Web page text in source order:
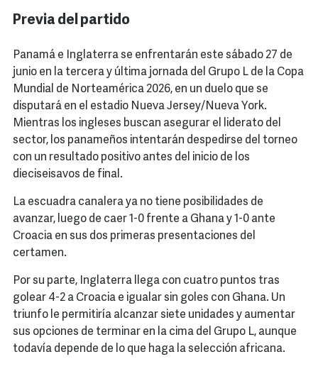
Previa del partido
Panamá e Inglaterra se enfrentarán este sábado 27 de
junio en la tercera y última jornada del Grupo L de la Copa
Mundial de Norteamérica 2026, en un duelo que se
disputará en el estadio Nueva Jersey/Nueva York.
Mientras los ingleses buscan asegurar el liderato del
sector, los panameños intentarán despedirse del torneo
con un resultado positivo antes del inicio de los
dieciseisavos de final.
La escuadra canalera ya no tiene posibilidades de
avanzar, luego de caer 1-0 frente a Ghana y 1-0 ante
Croacia en sus dos primeras presentaciones del
certamen.
Por su parte, Inglaterra llega con cuatro puntos tras
golear 4-2 a Croacia e igualar sin goles con Ghana. Un
triunfo le permitiría alcanzar siete unidades y aumentar
sus opciones de terminar en la cima del Grupo L, aunque
todavía depende de lo que haga la selección africana.